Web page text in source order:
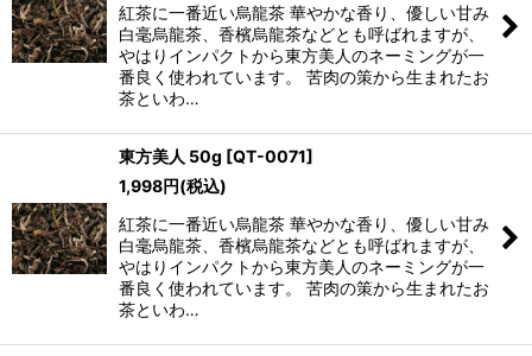
紅茶に一番近い烏龍茶 華やかな香り、優しい甘み
白毫烏龍茶、香檳烏龍茶などとも呼ばれますが、
やはりインパクトから東方美人のネーミングが一
番良く使われています。 苦肉の策から生まれたお
茶といわ…
東方美人 50g [QT-0071]
1,998円(税込)
紅茶に一番近い烏龍茶 華やかな香り、優しい甘み
白毫烏龍茶、香檳烏龍茶などとも呼ばれますが、
やはりインパクトから東方美人のネーミングが一
番良く使われています。 苦肉の策から生まれたお
茶といわ…